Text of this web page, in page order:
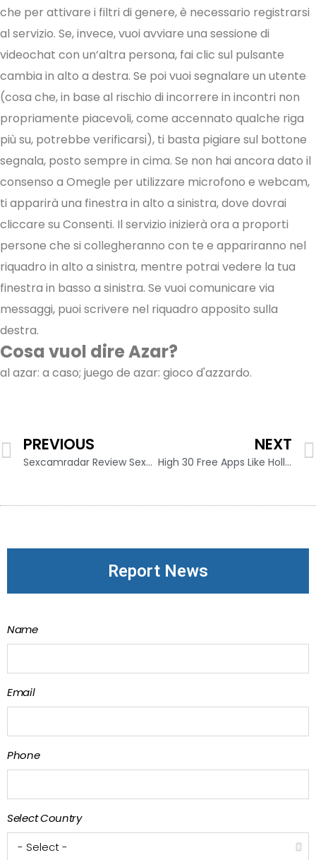
che per attivare i filtri di genere, è necessario registrarsi
al servizio. Se, invece, vuoi avviare una sessione di
videochat con un’altra persona, fai clic sul pulsante
cambia in alto a destra. Se poi vuoi segnalare un utente
(cosa che, in base al rischio di incorrere in incontri non
propriamente piacevoli, come accennato qualche riga
più su, potrebbe verificarsi), ti basta pigiare sul bottone
segnala, posto sempre in cima. Se non hai ancora dato il
consenso a Omegle per utilizzare microfono e webcam,
ti apparirà una finestra in alto a sinistra, dove dovrai
cliccare su Consenti. Il servizio inizierà ora a proporti
persone che si collegheranno con te e appariranno nel
riquadro in alto a sinistra, mentre potrai vedere la tua
finestra in basso a sinistra. Se vuoi comunicare via
messaggi, puoi scrivere nel riquadro apposito sulla
destra.
Cosa vuol dire Azar?
al azar: a caso; juego de azar: gioco d'azzardo.
PREVIOUS
Sexcamradar Review Sexcamradar Com Review
NEXT
High 30 Free Apps Like Holla Live Random Video Chat For Android
Report News
Name
Email
Phone
Select Country